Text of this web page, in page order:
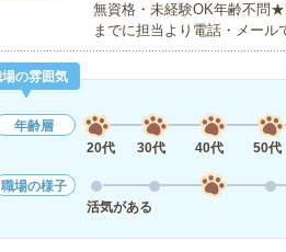
無資格・未経験OK年齢不問
までに担当より電話・メー
の雰囲気
年齢層
20代
30代 40代 50代
職場の様子
活気がある